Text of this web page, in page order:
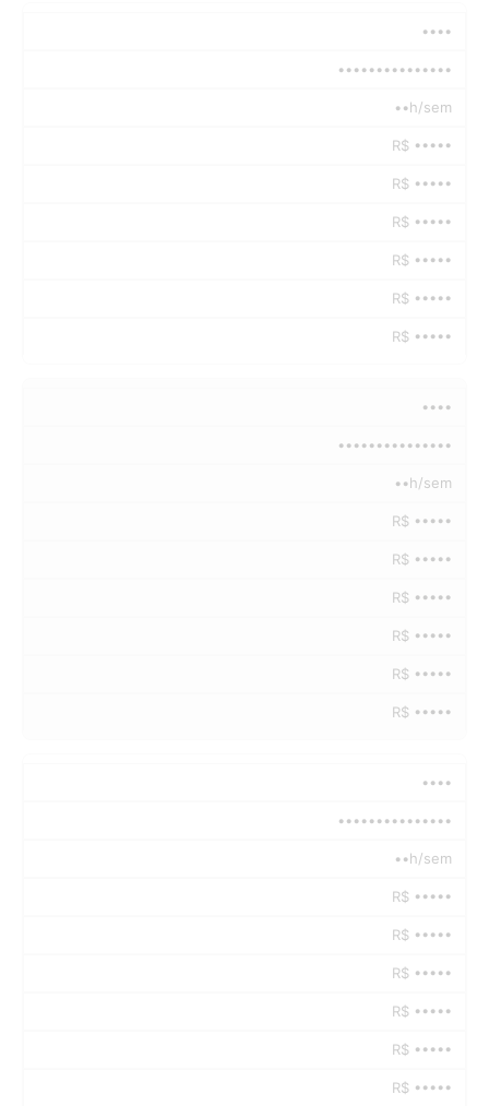
••••
•••••••••••••••
••h/sem
R$ •••••
R$ •••••
R$ •••••
R$ •••••
R$ •••••
R$ •••••
••••
•••••••••••••••
••h/sem
R$ •••••
R$ •••••
R$ •••••
R$ •••••
R$ •••••
R$ •••••
••••
•••••••••••••••
••h/sem
R$ •••••
R$ •••••
R$ •••••
R$ •••••
R$ •••••
R$ •••••